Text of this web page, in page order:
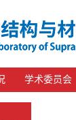
学术委员会